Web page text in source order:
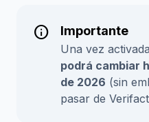
info Importante
Una vez
podrá cambiar
de 2026 (sin
pasar de